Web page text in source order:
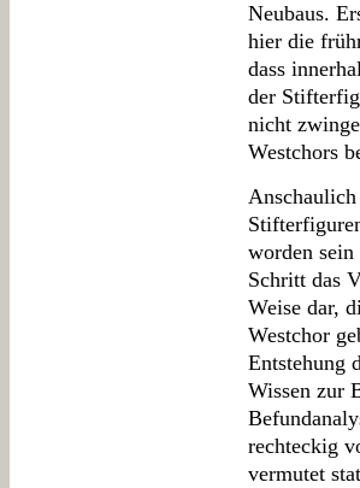
Neubaus.
hier die
dass
der
nicht
Westchors
worden
Schritt das
Weise dar,
Westchor
Entstehung
Wissen zur
rechteckig
vermutet